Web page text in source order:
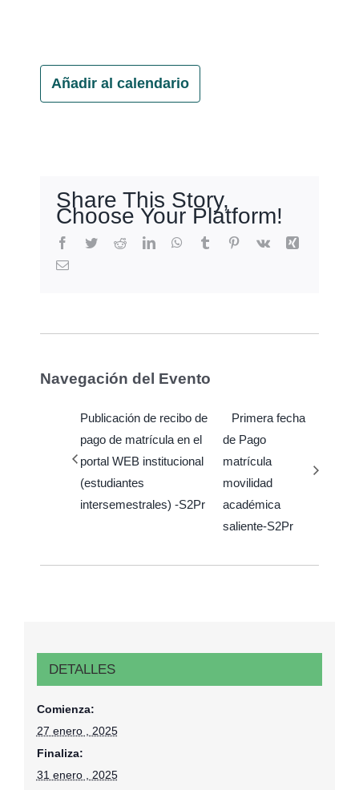
Añadir al calendario
Share This Story,
Choose Your Platform!
Facebook
TwitterRedditLinkedInWhatsApp
Tumblr Pinterest
Vk
Xing
Email
Navegación del Evento
Publicación de recibo de
pago de matrícula en el
portal WEB institucional
(estudiantes
intersemestrales) -S2Pr
Primera fecha
de Pago
matrícula
movilidad
académica
saliente-S2Pr
DETALLES
Comienza:
27 enero , 2025
Finaliza:
31 enero , 2025